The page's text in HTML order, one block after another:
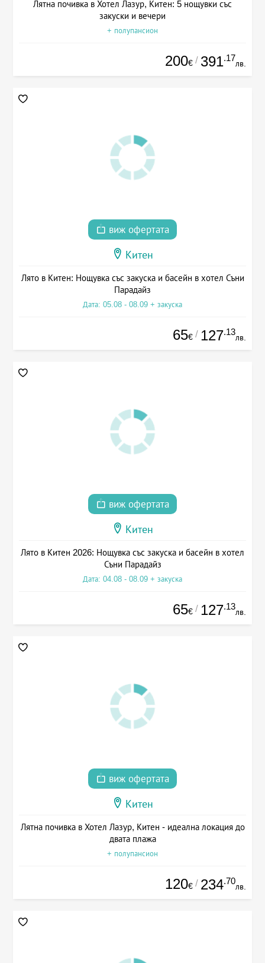
Лятна почивка в Хотел Лазур, Китен: 5 нощувки със
закуски и вечери
+ полупансион
200€ / 391.17
лв.
виж офертата
Китен
Лято в Китен: Нощувка със закуска и басейн в хотел Съни
Парадайз
Дата: 05.08 - 08.09 + закуска
65€ / 127.13
лв.
виж офертата
Китен
Лято в Китен 2026: Нощувка със закуска и басейн в хотел
Съни Парадайз
Дата: 04.08 - 08.09 + закуска
65€ / 127.13
лв.
виж офертата
Китен
Лятна почивка в Хотел Лазур, Китен - идеална локация до
двата плажа
+ полупансион
120€ / 234.70
лв.